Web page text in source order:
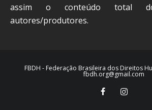
assim o conteúdo total
autores/produtores.
FBDH - Federação Brasileira dos Direitos
fbdh.org@gmail.com